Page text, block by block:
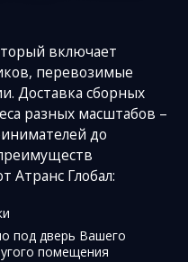
включает
перевозимые
Доставка сборных
разных масштабов –
до
Атранс Глобал:
под дверь Вашего
помещения